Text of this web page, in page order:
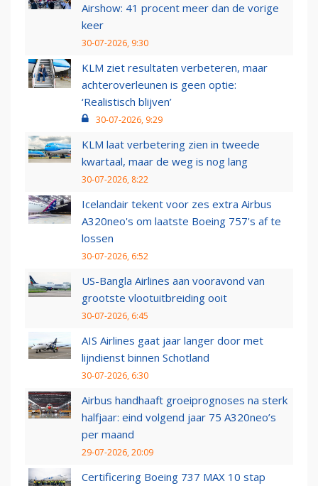
Airshow: 41 procent meer dan de vorige
keer
30-07-2026, 9:30
KLM ziet resultaten verbeteren, maar
achteroverleunen is geen optie:
‘Realistisch blijven’
30-07-2026, 9:29
KLM laat verbetering zien in tweede
kwartaal, maar de weg is nog lang
30-07-2026, 8:22
Icelandair tekent voor zes extra Airbus
A320neo's om laatste Boeing 757's af te
lossen
30-07-2026, 6:52
US-Bangla Airlines aan vooravond van
grootste vlootuitbreiding ooit
30-07-2026, 6:45
AIS Airlines gaat jaar langer door met
lijndienst binnen Schotland
30-07-2026, 6:30
Airbus handhaaft groeiprognoses na sterk
halfjaar: eind volgend jaar 75 A320neo’s
per maand
29-07-2026, 20:09
Certificering Boeing 737 MAX 10 stap